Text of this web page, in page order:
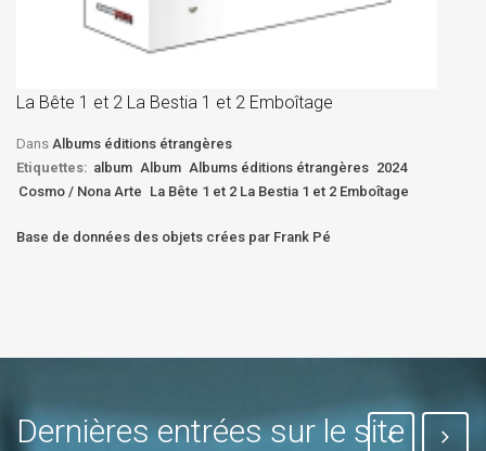
La Bête 1 et 2 La Bestia 1 et 2 Emboîtage
Dans Albums éditions étrangères
Etiquettes: album Album Albums éditions étrangères 2024
Cosmo / Nona Arte La Bête 1 et 2 La Bestia 1 et 2 Emboîtage
Base de données des objets crées par Frank Pé
Dernières entrées sur le site